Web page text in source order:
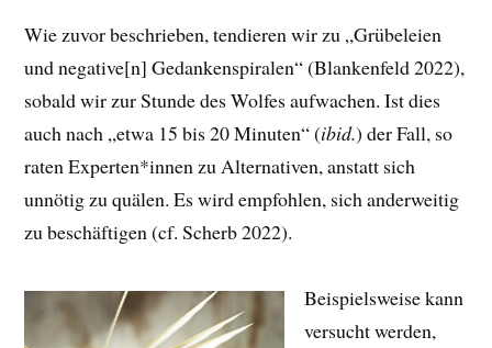
Wie zuvor beschrieben, tendieren wir zu „Grübeleien
und negative[n] Gedankenspiralen“ (Blankenfeld 2022),
sobald wir zur Stunde des Wolfes aufwachen. Ist dies
auch nach „etwa 15 bis 20 Minuten“ (ibid.) der Fall, so
raten Experten*innen zu Alternativen, anstatt sich
unnötig zu quälen. Es wird empfohlen, sich anderweitig
zu beschäftigen (cf. Scherb 2022).
Beispielsweise kann
versucht werden,